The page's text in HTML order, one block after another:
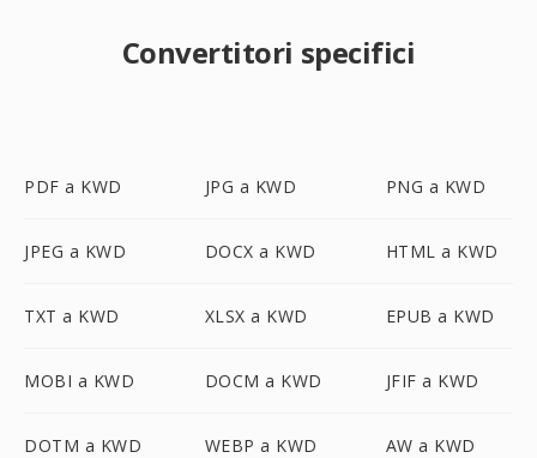
Convertitori specifici
PDF a KWD JPG a KWD PNG a KWD
JPEG a KWD DOCX a KWD HTML a KWD
TXT a KWD XLSX a KWD EPUB a KWD
MOBI a KWD DOCM a KWD JFIF a KWD
DOTM a KWD WEBP a KWD AW a KWD